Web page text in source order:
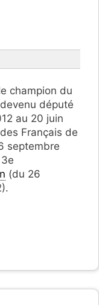
champion du
député
au 20 juin
Français de
septembre
(du 26